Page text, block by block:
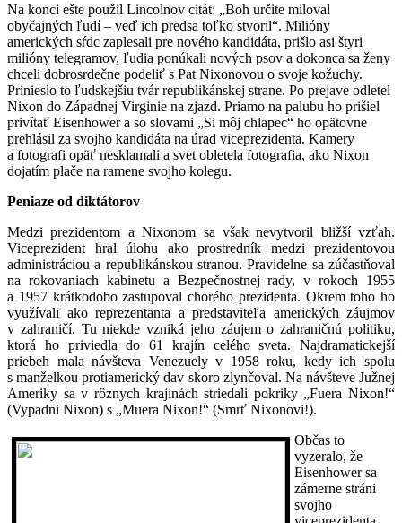
Na konci ešte použil Lincolnov citát: „Boh určite miloval
obyčajných ľudí – veď ich predsa toľko stvoril“. Milióny
amerických sŕdc zaplesali pre nového kandidáta, prišlo asi štyri
milióny telegramov, ľudia ponúkali nových psov a dokonca sa ženy
chceli dobrosrdečne podeliť s Pat Nixonovou o svoje kožuchy.
Prinieslo to ľudskejšiu tvár republikánskej strane. Po prejave odletel
Nixon do Západnej Virginie na zjazd. Priamo na palubu ho prišiel
privítať Eisenhower a so slovami „Si môj chlapec“ ho opätovne
prehlásil za svojho kandidáta na úrad viceprezidenta. Kamery
a fotografi opäť nesklamali a svet obletela fotografia, ako Nixon
dojatím plače na ramene svojho kolegu.
Peniaze od diktátorov
Medzi prezidentom a Nixonom sa však nevytvoril bližší vzťah.
Viceprezident hral úlohu ako prostredník medzi prezidentovou
administráciou a republikánskou stranou. Pravidelne sa zúčastňoval
na rokovaniach kabinetu a Bezpečnostnej rady, v rokoch 1955
a 1957 krátkodobo zastupoval chorého prezidenta. Okrem toho ho
využívali ako reprezentanta a predstaviteľa amerických záujmov
v zahraničí. Tu niekde vzniká jeho záujem o zahraničnú politiku,
ktorá ho priviedla do 61 krajín celého sveta. Najdramatickejší
priebeh mala návšteva Venezuely v 1958 roku, kedy ich spolu
s manželkou protiamerický dav skoro zlynčoval. Na návšteve Južnej
Ameriky sa v rôznych krajinách striedali pokriky „Fuera Nixon!“
(Vypadni Nixon) s „Muera Nixon!“ (Smrť Nixonovi!).
Občas to
vyzeralo, že
Eisenhower sa
zámerne stráni
svojho